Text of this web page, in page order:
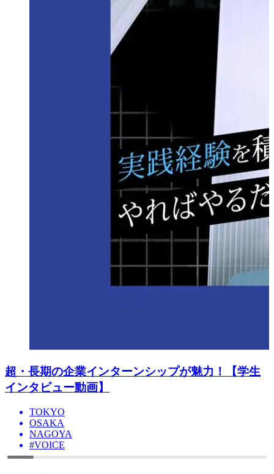
超・長期の企業インターンシップが魅力！【学生
インタビュー動画】
TOKYO
OSAKA
NAGOYA
#VOICE